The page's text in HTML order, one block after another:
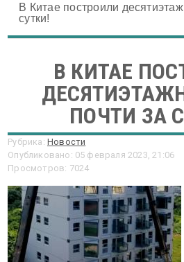
В Китае построили
сутки!
В КИТАЕ
ПОЧТИ ЗА
Рубрика: Новости
Опубликовано: 05 февраля 2023, 21:06
Просмотров: 7024